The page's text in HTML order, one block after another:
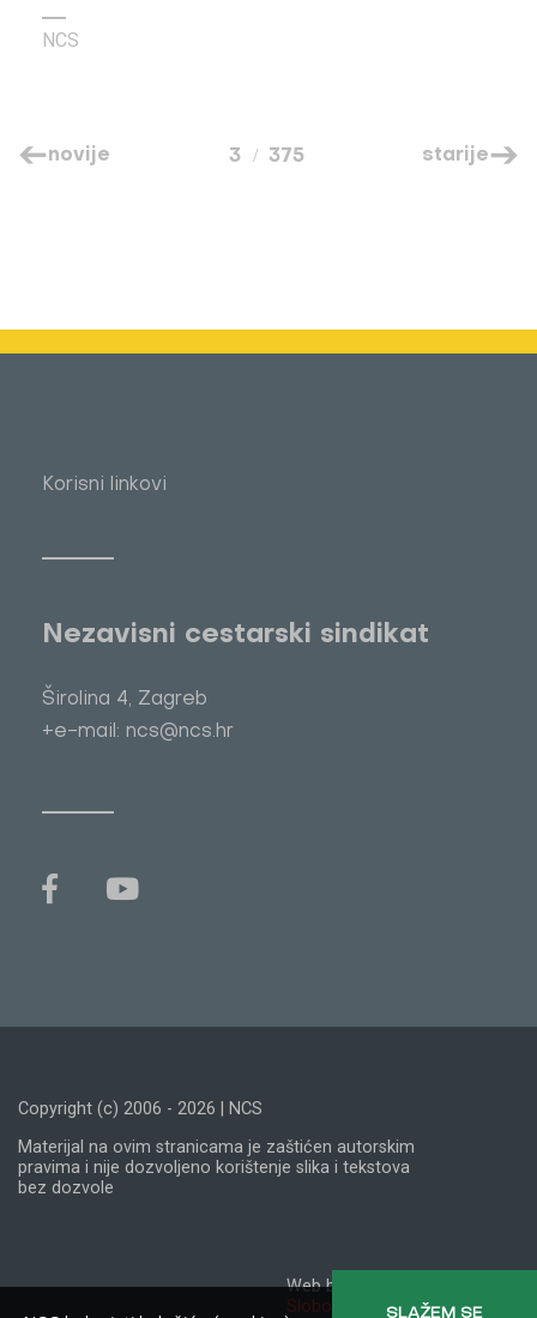
NCS
novije 3 375 starije
Korisni linkovi
Nezavisni cestarski sindikat
Širolina 4, Zagreb
+e-mail: ncs@ncs.hr
Copyright (c) 2006 - 2026 | NCS
Materijal na ovim stranicama je zaštićen autorskim
pravima i nije dozvoljeno korištenje slika i tekstova
bez dozvole
Web by:
Slobodna domenaSLAŽEM SE